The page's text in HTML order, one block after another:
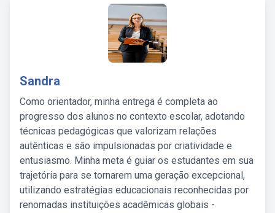
Sandra
Como orientador, minha entrega é completa ao
progresso dos alunos no contexto escolar, adotando
técnicas pedagógicas que valorizam relações
autênticas e são impulsionadas por criatividade e
entusiasmo. Minha meta é guiar os estudantes em sua
trajetória para se tornarem uma geração excepcional,
utilizando estratégias educacionais reconhecidas por
renomadas instituições acadêmicas globais -